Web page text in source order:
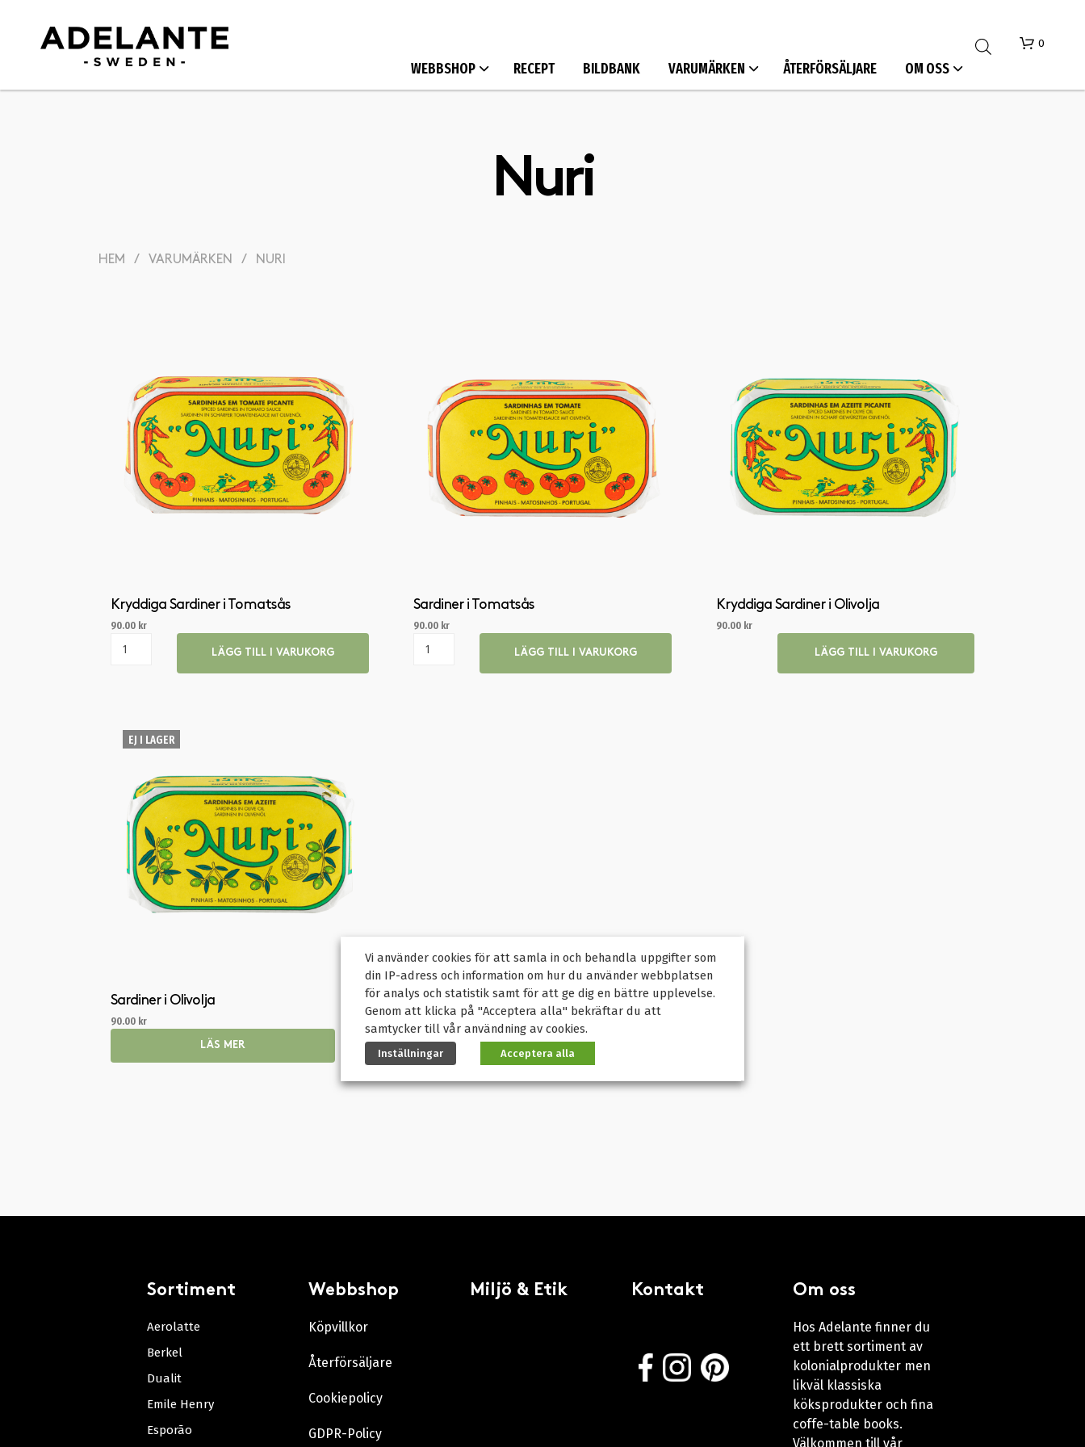
WEBBSHOP RECEPT BILDBANK VARUMÄRKEN ÅTERFÖRSÄLJARE OM OSS
0
Nuri
HEM / VARUMÄRKEN / NURI
Kryddiga Sardiner i Tomatsås
90.00 kr
LÄGG TILL I VARUKORG
Sardiner i Tomatsås
90.00 kr
LÄGG TILL I VARUKORG
Kryddiga Sardiner i Olivolja
90.00 kr
LÄGG TILL I VARUKORG
EJ I LAGER
Sardiner i Olivolja
90.00 kr
LÄS MER
Sortiment
Aerolatte
Berkel
Dualit
Emile Henry
Esporão
Webbshop
Köpvillkor
Återförsäljare
Cookiepolicy
GDPR-Policy
Miljö & Etik Kontakt Om oss
Hos Adelante finner du
ett brett sortiment av
kolonialprodukter men
likväl klassiska
köksprodukter och fina
coffe-table books.
Välkommen till vår
Vi använder cookies för att samla in och behandla uppgifter som
din IP-adress och information om hur du använder webbplatsen
för analys och statistik samt för att ge dig en bättre upplevelse.
Genom att klicka på "Acceptera alla" bekräftar du att
samtycker till vår användning av cookies.
Inställningar Acceptera alla